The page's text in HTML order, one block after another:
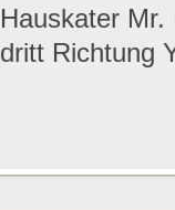
Hauskater
dritt Richtung